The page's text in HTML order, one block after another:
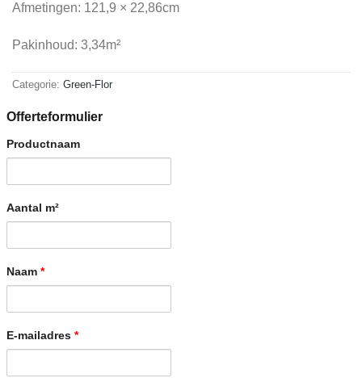
Afmetingen: 121,9 × 22,86cm
Pakinhoud: 3,34m²
Categorie: Green-Flor
Offerteformulier
Productnaam
Aantal m²
Naam *
E-mailadres *